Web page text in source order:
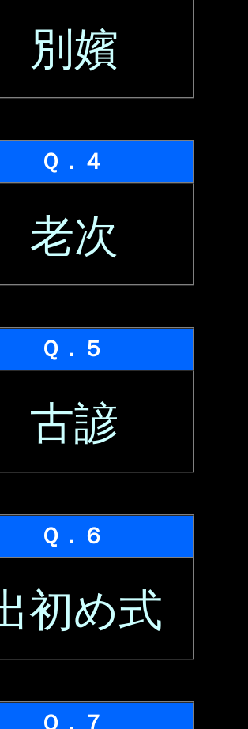
別嬪
Ｑ．４
老次
Ｑ．５
古諺
Ｑ．６
初め式
Ｑ．７